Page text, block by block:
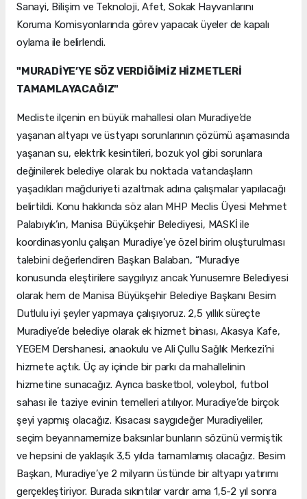
Sanayi, Bilişim ve Teknoloji, Afet, Sokak Hayvanlarını
Koruma Komisyonlarında görev yapacak üyeler de kapalı
oylama ile belirlendi.
"MURADİYE’YE SÖZ VERDİĞİMİZ HİZMETLERİ
TAMAMLAYACAĞIZ"
Mecliste ilçenin en büyük mahallesi olan Muradiye’de
yaşanan altyapı ve üstyapı sorunlarının çözümü aşamasında
yaşanan su, elektrik kesintileri, bozuk yol gibi sorunlara
değinilerek belediye olarak bu noktada vatandaşların
yaşadıkları mağduriyeti azaltmak adına çalışmalar yapılacağı
belirtildi. Konu hakkında söz alan MHP Meclis Üyesi Mehmet
Palabıyık’ın, Manisa Büyükşehir Belediyesi, MASKİ ile
koordinasyonlu çalışan Muradiye’ye özel birim oluşturulması
talebini değerlendiren Başkan Balaban, “Muradiye
konusunda eleştirilere saygılıyız ancak Yunusemre Belediyesi
olarak hem de Manisa Büyükşehir Belediye Başkanı Besim
Dutlulu iyi şeyler yapmaya çalışıyoruz. 2,5 yıllık süreçte
Muradiye’de belediye olarak ek hizmet binası, Akasya Kafe,
YEGEM Dershanesi, anaokulu ve Ali Çullu Sağlık Merkezi’ni
hizmete açtık. Üç ay içinde bir parkı da mahallelinin
hizmetine sunacağız. Ayrıca basketbol, voleybol, futbol
sahası ile taziye evinin temelleri atılıyor. Muradiye’de birçok
şeyi yapmış olacağız. Kısacası saygıdeğer Muradiyeliler,
seçim beyannamemize baksınlar bunların sözünü vermiştik
ve hepsini de yaklaşık 3,5 yılda tamamlamış olacağız. Besim
Başkan, Muradiye’ye 2 milyarın üstünde bir altyapı yatırımı
gerçekleştiriyor. Burada sıkıntılar vardır ama 1,5-2 yıl sonra